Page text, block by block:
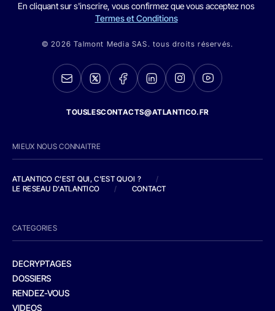
En cliquant sur s'inscrire, vous confirmez que vous acceptez nos
Termes et Conditions
© 2026 Talmont Media SAS. tous droits réservés.
TOUSLESCONTACTS@ATLANTICO.FR
MIEUX NOUS CONNAITRE
ATLANTICO C'EST QUI, C'EST QUOI ?
/
LE RESEAU D'ATLANTICO
/ CONTACT
CATEGORIES
DECRYPTAGES
DOSSIERS
RENDEZ-VOUS
VIDEOS